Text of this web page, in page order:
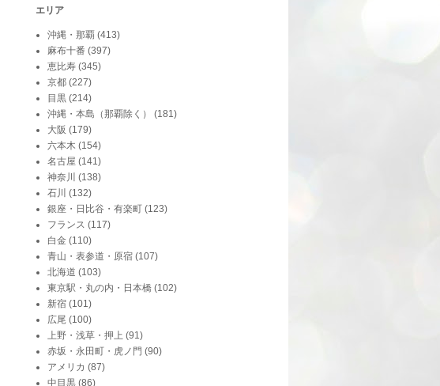
エリア
沖縄・那覇 (413)
麻布十番 (397)
恵比寿 (345)
京都 (227)
目黒 (214)
沖縄・本島（那覇除く）
(181)
大阪 (179)
六本木 (154)
名古屋 (141)
神奈川 (138)
石川 (132)
銀座・日比谷・有楽町 (123)
フランス (117)
白金 (110)
青山・表参道・原宿 (107)
北海道 (103)
東京駅・丸の内・日本橋 (102)
新宿 (101)
広尾 (100)
上野・浅草・押上 (91)
赤坂・永田町・虎ノ門 (90)
アメリカ (87)
中目黒 (86)